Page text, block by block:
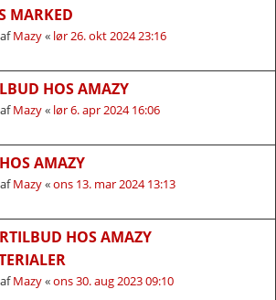
MARKED
Mazy« lør 26. okt 2024 23:16
HOS AMAZY
Mazy« lør 6. apr 2024 16:06
AMAZY
Mazy«ons 13. mar 2024 13:13
HOS AMAZY
Mazy«ons 30. aug 2023 09:10